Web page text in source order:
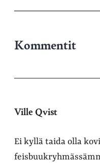
Kommentit
Ville Qvist
Ei kyllä taida olla